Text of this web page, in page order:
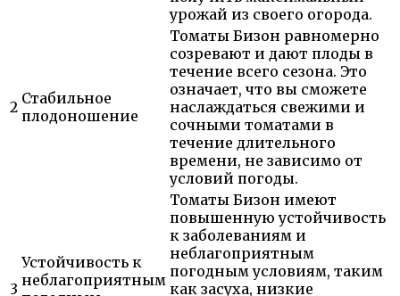
урожай из своего огорода.
2 Стабильное
плодоношение
Томаты Бизон равномерно
созревают и дают плоды в
течение всего сезона. Это
означает, что вы сможете
наслаждаться свежими и
сочными томатами в
течение длительного
времени, не зависимо от
условий погоды.
3
Устойчивость к
неблагоприятным
Томаты Бизон имеют
повышенную устойчивость
к заболеваниям и
неблагоприятным
погодным условиям, таким
как засуха, низкие